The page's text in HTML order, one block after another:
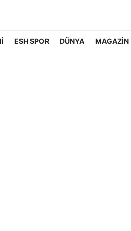
ESH SPOR DÜNYA MAGAZİN